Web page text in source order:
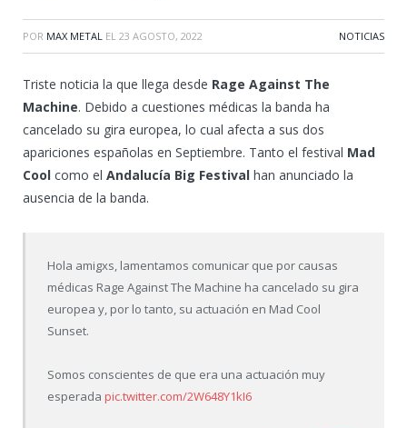
POR MAX METAL EL 23 AGOSTO, 2022 NOTICIAS
Triste noticia la que llega desde Rage Against The
Machine. Debido a cuestiones médicas la banda ha
cancelado su gira europea, lo cual afecta a sus dos
apariciones españolas en Septiembre. Tanto el festival Mad
Cool como el Andalucía Big Festival han anunciado la
ausencia de la banda.
Hola amigxs, lamentamos comunicar que por causas
médicas Rage Against The Machine ha cancelado su gira
europea y, por lo tanto, su actuación en Mad Cool
Sunset.
Somos conscientes de que era una actuación muy
esperadapic.twitter.com/2W648Y1kI6